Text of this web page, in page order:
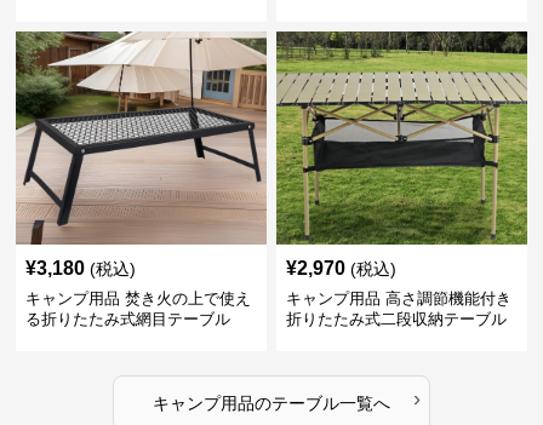
¥3,180 (税込)
キャンプ用品 焚き火の上で使え
る折りたたみ式網目テーブル
¥2,970 (税込)
キャンプ用品 高さ調節機能付き
折りたたみ式二段収納テーブル
キャンプ用品のテーブル一覧へ ›